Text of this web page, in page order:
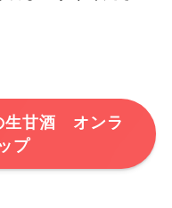
生甘酒 オンラ
プ